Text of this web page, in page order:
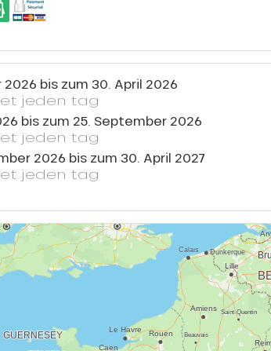
2026 bis zum 30. April 2026
jeden tag
bis zum 25. September 2026
jeden tag
2026 bis zum 30. April 2027
jeden tag